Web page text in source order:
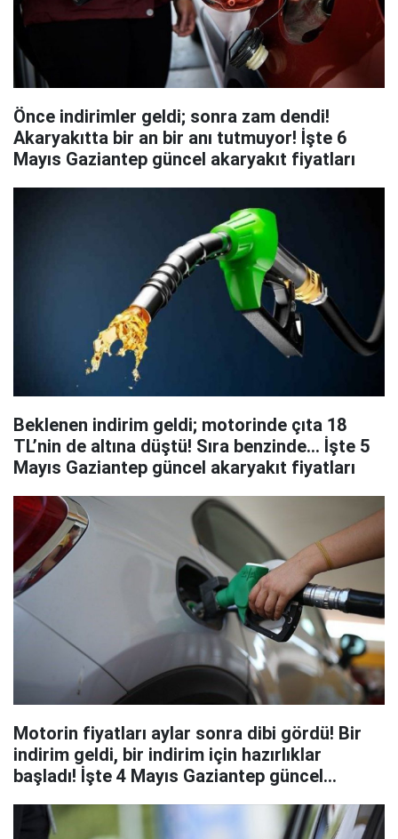
Önce indirimler geldi; sonra zam dendi!
Akaryakıtta bir an bir anı tutmuyor! İşte 6
Mayıs Gaziantep güncel akaryakıt fiyatları
Beklenen indirim geldi; motorinde çıta 18
TL’nin de altına düştü! Sıra benzinde… İşte 5
Mayıs Gaziantep güncel akaryakıt fiyatları
Motorin fiyatları aylar sonra dibi gördü! Bir
indirim geldi, bir indirim için hazırlıklar
başladı! İşte 4 Mayıs Gaziantep güncel